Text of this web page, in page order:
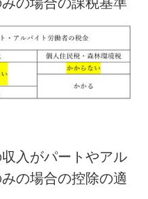
入がパートやアル
の場合の控除の適